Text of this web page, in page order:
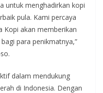
untuk menghadirkan kopi
pula. Kami percaya
Kopi akan memberikan
para penikmatnya,”
dalam mendukung
di Indonesia. Dengan